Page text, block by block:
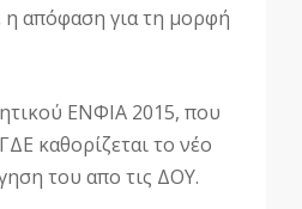
απόφαση για τη μορφή
ΕΝΦΙΑ 2015, που
καθορίζεται το νέο
του απο τις ΔΟΥ.